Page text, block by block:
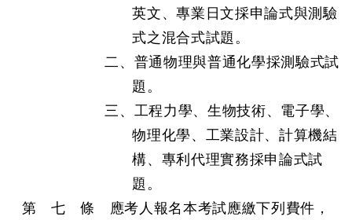
英文、專業日文採申論式與測驗
式之混合式試題。
二、普通物理與普通化學採測驗式試
題。
三、工程力學、生物技術、電子學、
物理化學、工業設計、計算機結
構、專利代理實務採申論式試
題。
第 七 條 應考人報名本考試應繳下列費件，